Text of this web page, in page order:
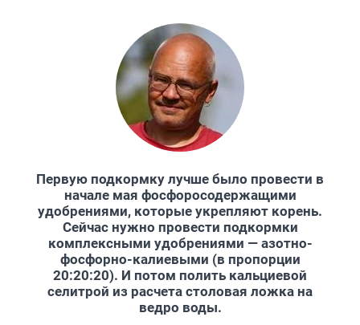
Первую подкормку лучше было провести в
начале мая фосфоросодержащими
удобрениями, которые укрепляют корень.
Сейчас нужно провести подкормки
комплексными удобрениями — азотно-
фосфорно-калиевыми (в пропорции
20:20:20). И потом полить кальциевой
селитрой из расчета столовая ложка на
ведро воды.